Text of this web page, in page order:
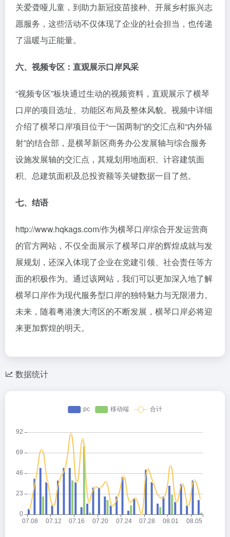
关爱聋哑儿童，到助力新冠疫苗接种、开展乡村振兴志
愿服务，这些活动不仅体现了企业的社会担当，也传递
了温暖与正能量。
六、视频专区：直观展示口岸风采
“视频专区”板块通过生动的视频资料，直观展示了横琴
口岸的项目选址、功能区布局及整体风貌。视频中详细
介绍了横琴口岸项目位于“一国两制”的交汇点和“内外辐
射”的结合部，是横琴新区商务办公发展轴与综合服务
设施发展轴的交汇点，其规划用地面积、计容建筑面
积、总建筑面积及总投资额等关键数据一目了然。
七、结语
http://www.hqkags.com/作为横琴口岸综合开发运营商
的官方网站，不仅全面展示了横琴口岸的辉煌成就与发
展规划，还深入体现了企业在党建引领、社会责任等方
面的积极作为。通过该网站，我们可以更加深入地了解
横琴口岸作为现代服务型口岸的独特魅力与无限潜力。
未来，随着粤港澳大湾区的不断发展，横琴口岸必将迎
来更加辉煌的明天。
数据统计